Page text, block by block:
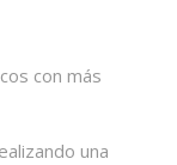
con más
una